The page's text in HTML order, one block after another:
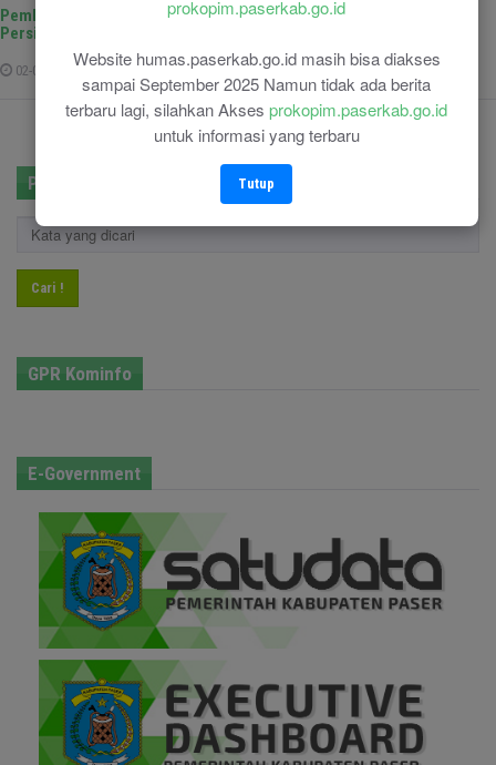
prokopim.paserkab.go.id
Website humas.paserkab.go.id masih bisa diakses
sampai September 2025 Namun tidak ada berita
terbaru lagi, silahkan Akses prokopim.paserkab.go.id
untuk informasi yang terbaru
Tutup
Pemkab Paser Bersama PT Kideco Jaya Agung Lakukan Rapat
Persiapan Kideco Run
02-08-2024
Pencarian
Cari !
GPR Kominfo
E-Government